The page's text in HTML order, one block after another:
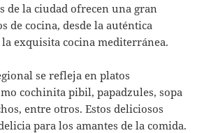
de la ciudad ofrecen una gran
de cocina, desde la auténtica
exquisita cocina mediterránea.
se refleja en platos
cochinita pibil, papadzules, sopa
entre otros. Estos deliciosos
para los amantes de la comida.